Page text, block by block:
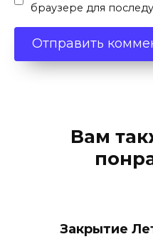
браузере для
Вам
Закрытие